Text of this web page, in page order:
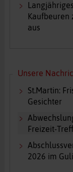
Kaufbeuren
aus
Unsere
St.Martin:
Gesichter
Freizeit-
2026 im